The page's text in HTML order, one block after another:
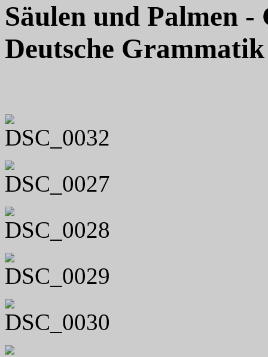
Säulen und Palmen
Deutsche Grammatik